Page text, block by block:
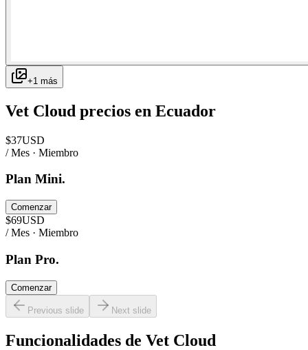
+1 más
Vet Cloud precios en Ecuador
$37USD
/ Mes · Miembro
Plan Mini.
Comenzar
$69USD
/ Mes · Miembro
Plan Pro.
Comenzar
Previous slide Next slide
Funcionalidades de Vet Cloud